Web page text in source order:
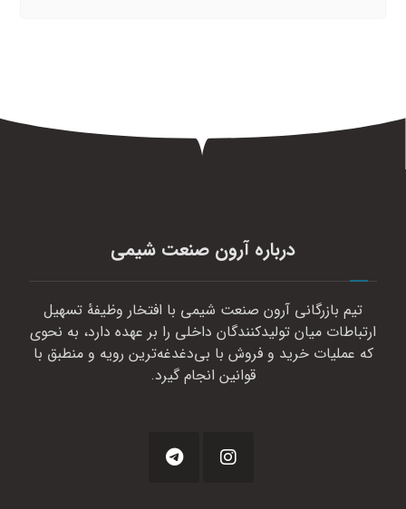
درباره آرون صنعت شیمی
تیم بازرگانی آرون صنعت شیمی با افتخار وظیفهٔ تسهیل
ارتباطات میان تولیدکنندگان داخلی را بر عهده دارد، به نحوی
که عملیات خرید و فروش با بی‌دغدغه‌ترین رویه و منطبق با
قوانین انجام گیرد.